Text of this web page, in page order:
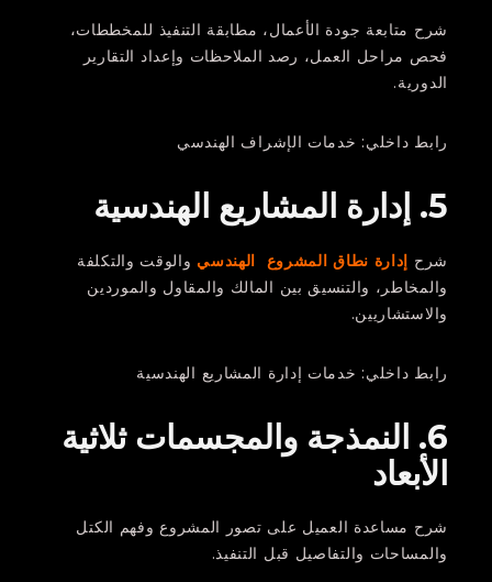
شرح متابعة جودة الأعمال، مطابقة التنفيذ للمخططات،
فحص مراحل العمل، رصد الملاحظات وإعداد التقارير
الدورية.
رابط داخلي: خدمات الإشراف الهندسي
5. إدارة المشاريع الهندسية
شرح إدارة نطاق المشروع الهندسي والوقت والتكلفة
والمخاطر، والتنسيق بين المالك والمقاول والموردين
والاستشاريين.
رابط داخلي: خدمات إدارة المشاريع الهندسية
6. النمذجة والمجسمات ثلاثية
الأبعاد
شرح مساعدة العميل على تصور المشروع وفهم الكتل
والمساحات والتفاصيل قبل التنفيذ.